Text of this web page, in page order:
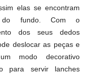
elas se encontram
do fundo. Com o
dos seus dedos
deslocar as peças e
modo decorativo
para servir lanches